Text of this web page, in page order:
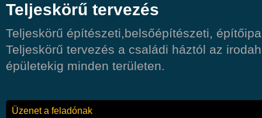
Teljeskörű tervezés
Teljeskörű építészeti,belsőépítészeti,
Teljeskörű tervezés a családi háztól az
épületekig minden területen.
Üzenet a feladónak